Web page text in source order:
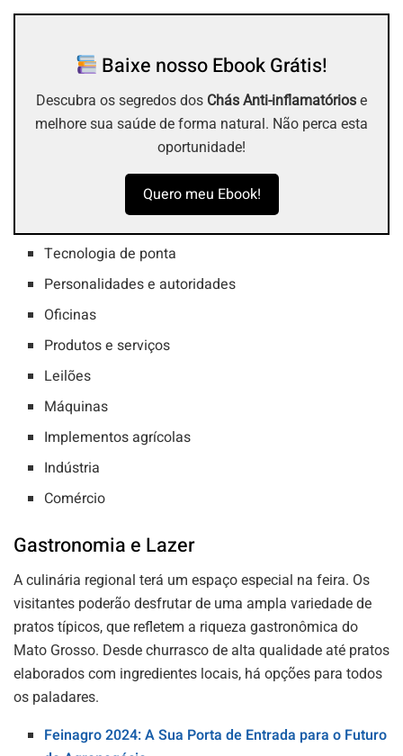
Baixe nosso Ebook Grátis!
Descubra os segredos dos Chás Anti-inflamatórios e
melhore sua saúde de forma natural. Não perca esta
oportunidade!
Quero meu Ebook!
Tecnologia de ponta
Personalidades e autoridades
Oficinas
Produtos e serviços
Leilões
Máquinas
Implementos agrícolas
Indústria
Comércio
Gastronomia e Lazer
A culinária regional terá um espaço especial na feira. Os
visitantes poderão desfrutar de uma ampla variedade de
pratos típicos, que refletem a riqueza gastronômica do
Mato Grosso. Desde churrasco de alta qualidade até pratos
elaborados com ingredientes locais, há opções para todos
os paladares.
Feinagro 2024: A Sua Porta de Entrada para o Futuro